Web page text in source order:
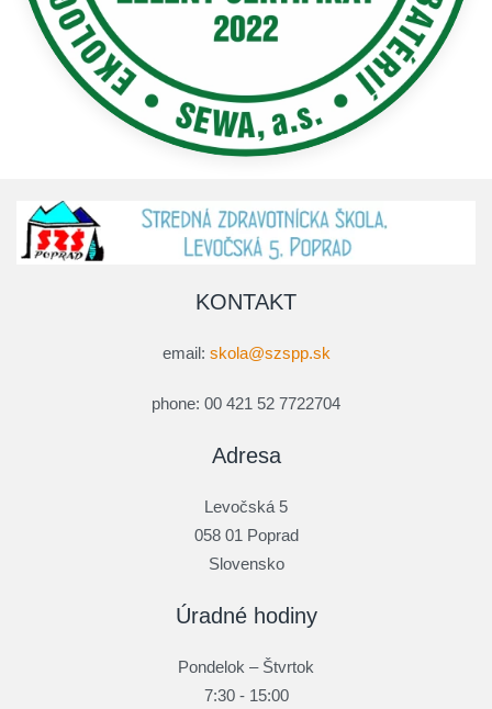
Adresa
Levočská 5
058 01 Poprad
Slovensko
KONTAKT
email: skola@szspp.sk
phone: 00 421 52 7722704
Úradné hodiny
Pondelok – Štvrtok
7:30 - 15:00